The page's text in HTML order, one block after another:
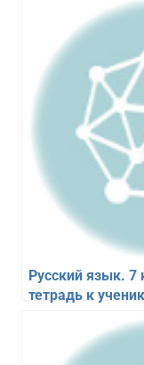
Русский язык. 7
тетрадь к